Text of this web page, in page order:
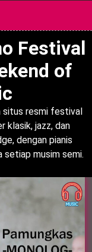
Festival
of
situs resmi festival
klasik, jazz, dan
dengan pianis
setiap musim semi.